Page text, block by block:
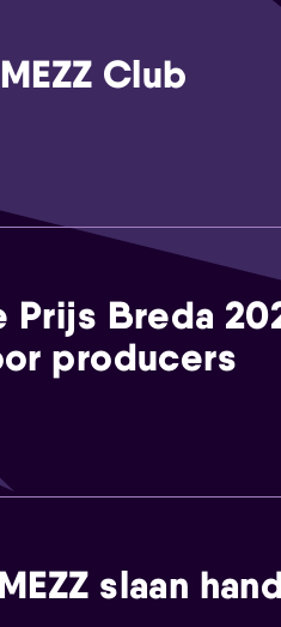
Club
Prijs Breda
producers
slaan